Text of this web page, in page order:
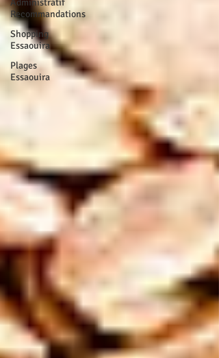
Administratif
Recommandations
Shopping
Essaouira
Plages
Essaouira